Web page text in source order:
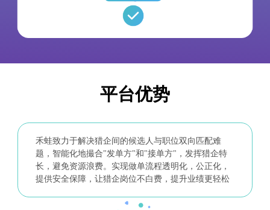
平台优势
禾蛙致力于解决猎企间的候选人与职位双向匹配难
题，智能化地撮合"发单方"和"接单方"，发挥猎企特
长，避免资源浪费。实现做单流程透明化，公正化，
提供安全保障，让猎企岗位不白费，提升业绩更轻松